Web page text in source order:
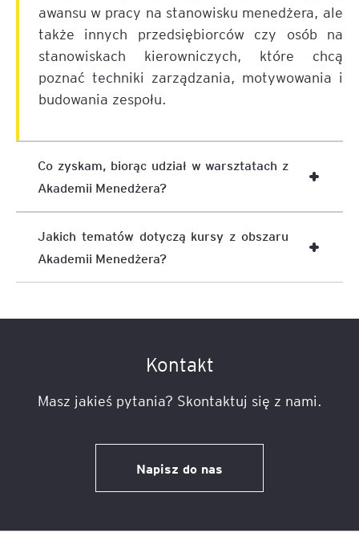
awansu w pracy na stanowisku menedżera, ale
także innych przedsiębiorców czy osób na
stanowiskach kierowniczych, które chcą
poznać techniki zarządzania, motywowania i
budowania zespołu.
Co zyskam, biorąc udział w warsztatach z
Akademii Menedżera?
Jakich tematów dotyczą kursy z obszaru
Akademii Menedżera?
Kontakt
Masz jakieś pytania? Skontaktuj się z nami.
Napisz do nas